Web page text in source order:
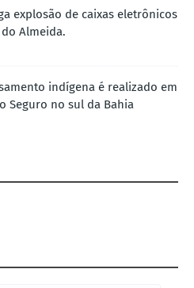
explosão de caixas eletrônicos
Almeida.
indígena é realizado em
Seguro no sul da Bahia